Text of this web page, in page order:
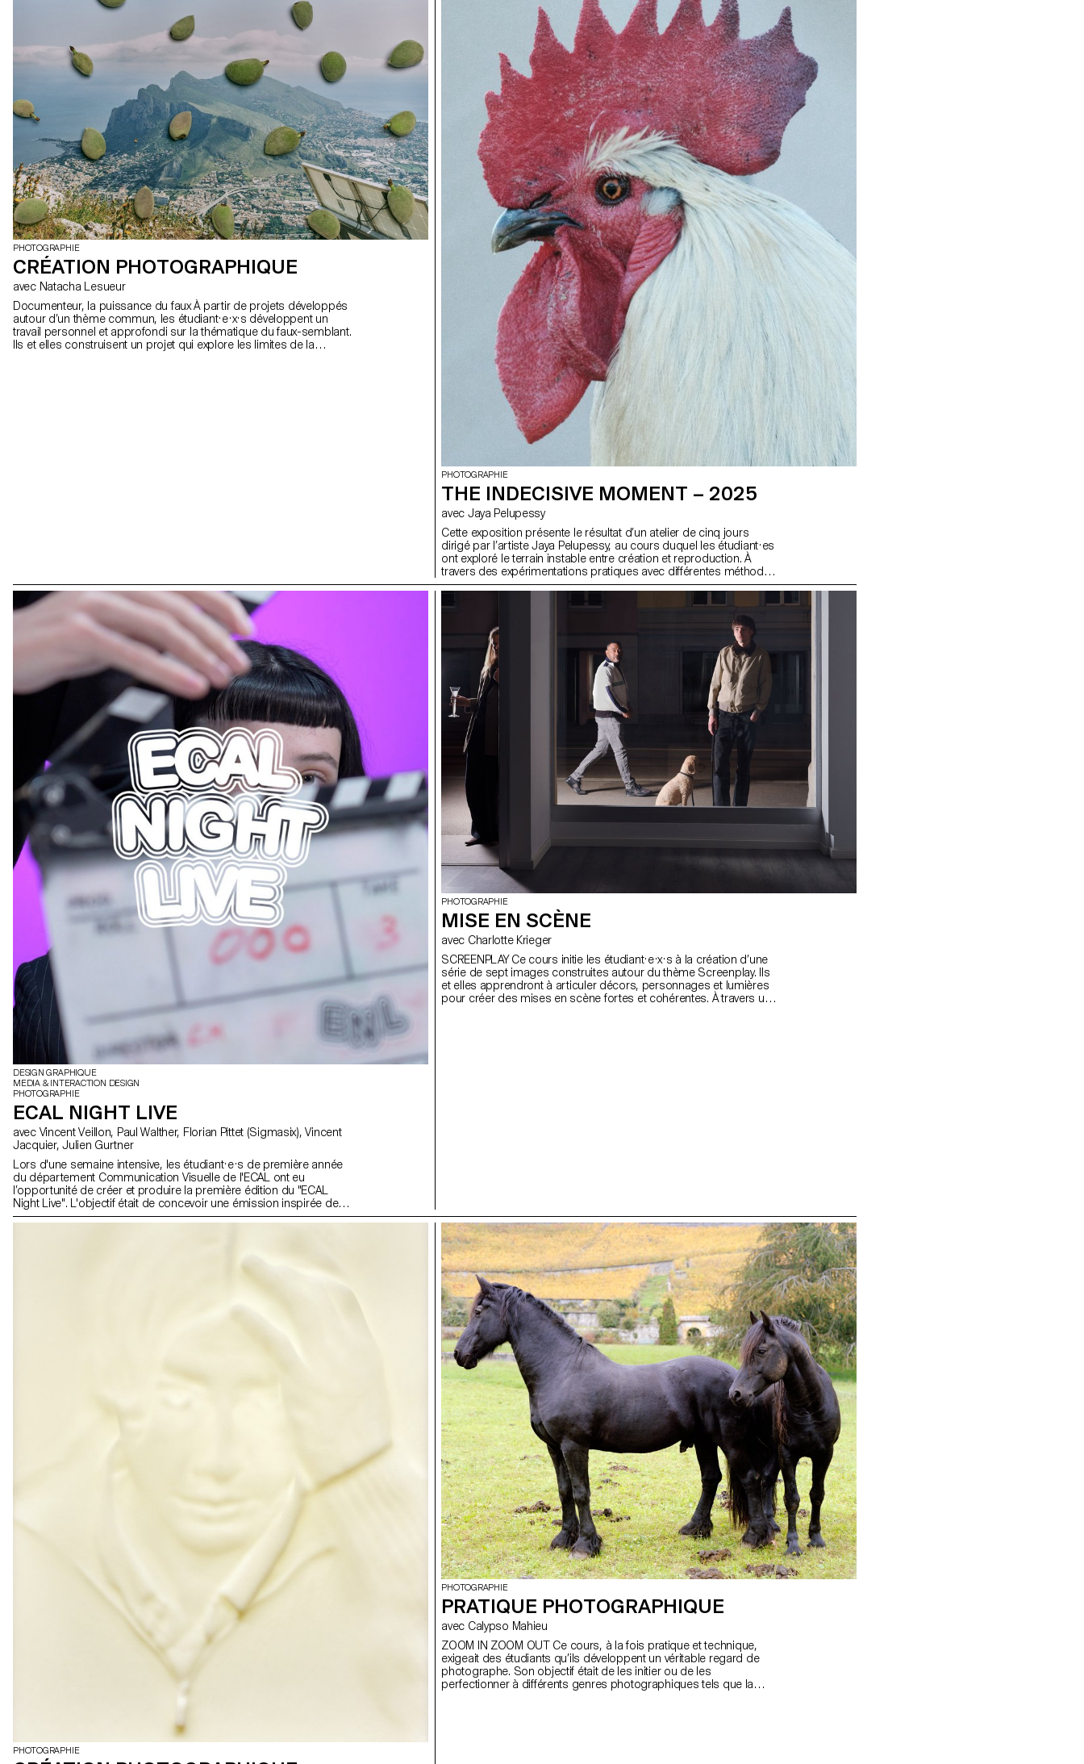
l’objet « voit » plutôt que ce qu’il est, et peuvent devenir un espace
d’auto-réflexion, miroir de leur auteur, parfois jusqu’à nourrir une
diversité d’approches et de visions particulièrement riches.
PHOTOGRAPHIE
CRÉATION PHOTOGRAPHIQUE
avec Natacha Lesueur
Documenteur, la puissance du faux À partir de projets développés
autour d’un thème commun, les étudiant·e·x·s développent un
travail personnel et approfondi sur la thématique du faux-semblant.
Ils et elles construisent un projet qui explore les limites de la
PHOTOGRAPHIE
THE INDECISIVE MOMENT – 2025
avec Jaya Pelupessy
Cette exposition présente le résultat d’un atelier de cinq jours
dirigé par l’artiste Jaya Pelupessy, au cours duquel les étudiant·es
ont exploré le terrain instable entre création et reproduction. À
travers des expérimentations pratiques avec différentes méthodes
de duplication et stratégies d’appropriation, l’atelier a invité à
un processus, une question, un lieu de transformation continue. En
embrassant les moments d’incertitude, les essais et erreurs, ainsi
que les découvertes inattendues, les participant·es se sont
concentré·es sur ce que Pelupessy appelle Le Moment Indécis : la
phase intermédiaire où les résultats sont incertains et où l’intention
est perturbée par le hasard. Ces œuvres reflètent un déplacement
de la quête de sens figé vers une image en mouvement —
inachevée, ouverte et relationnelle.
DESIGN GRAPHIQUE
MEDIA & INTERACTION DESIGN
PHOTOGRAPHIE
ECAL NIGHT LIVE
avec Vincent Veillon, Paul Walther, Florian Pittet (Sigmasix), Vincent
Jacquier, Julien Gurtner
Lors d'une semaine intensive, les étudiant·e·s de première année
du département Communication Visuelle de l'ECAL ont eu
l’opportunité de créer et produire la première édition du "ECAL
Night Live". L'objectif était de concevoir une émission inspirée des
formats télévisés satiriques. Répartis en équipes
l'habillage de l'émission, réalisant ainsi un projet 100% fait maison
l'institution elle-même, avec une petite touche d'actualité. Ce projet
PHOTOGRAPHIE
MISE EN SCÈNE
avec Charlotte Krieger
SCREENPLAY Ce cours initie les étudiant·e·x·s à la création d’une
série de sept images construites autour du thème Screenplay. Ils
et elles apprendront à articuler décors, personnages et lumières
pour créer des mises en scène fortes et cohérentes. À travers une
PHOTOGRAPHIE
PHOTOGRAPHIE
PRATIQUE PHOTOGRAPHIQUE
avec Calypso Mahieu
ZOOM IN ZOOM OUT Ce cours, à la fois pratique et technique,
exigeait des étudiants qu’ils développent un véritable regard de
photographe. Son objectif était de les initier ou de les
perfectionner à différents genres photographiques tels que la